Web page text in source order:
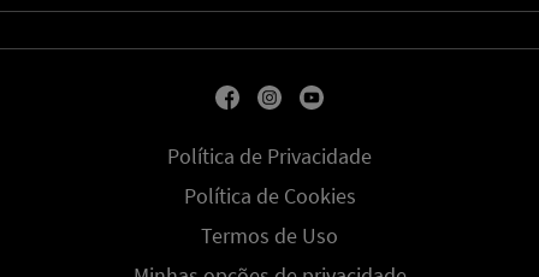
Política de Privacidade
Política de Cookies
Termos de Uso